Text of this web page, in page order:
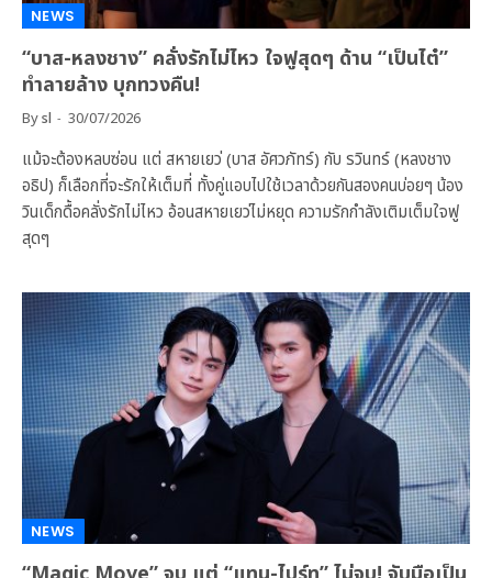
NEWS
“บาส-หลงชาง” คลั่งรักไม่ไหว ใจฟูสุดๆ ด้าน “เป็นไต๋”
ทำลายล้าง บุกทวงคืน!
Bysl 30/07/2026
แม้จะต้องหลบซ่อน แต่ สหายเยว่ (บาส อัศวภัทร์) กับ รวินทร์ (หลงชาง
อธิป) ก็เลือกที่จะรักให้เต็มที่ ทั้งคู่แอบไปใช้เวลาด้วยกันสองคนบ่อยๆ น้อง
วินเด็กดื้อคลั่งรักไม่ไหว อ้อนสหายเยว่ไม่หยุด ความรักกำลังเติมเต็มใจฟู
สุดๆ
NEWS